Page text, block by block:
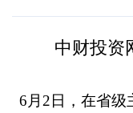
中财投资
6月2日，在省级